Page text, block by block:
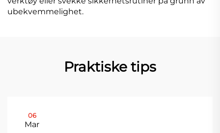
ubekvemmelighet.
Praktiske tips
06
Mar